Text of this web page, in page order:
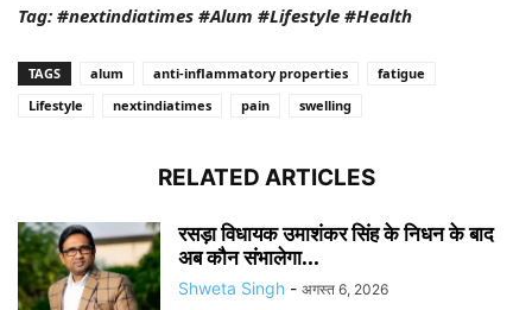
Tag: #nextindiatimes #Alum #Lifestyle #Health
TAGS alum anti-inflammatory properties
fatigue
Lifestyle
nextindiatimes pain swelling
RELATED ARTICLES
रसड़ा विधायक उमाशंकर सिंह के निधन के बाद
अब कौन संभालेगा...
Shweta Singh - अगस्त 6, 2026